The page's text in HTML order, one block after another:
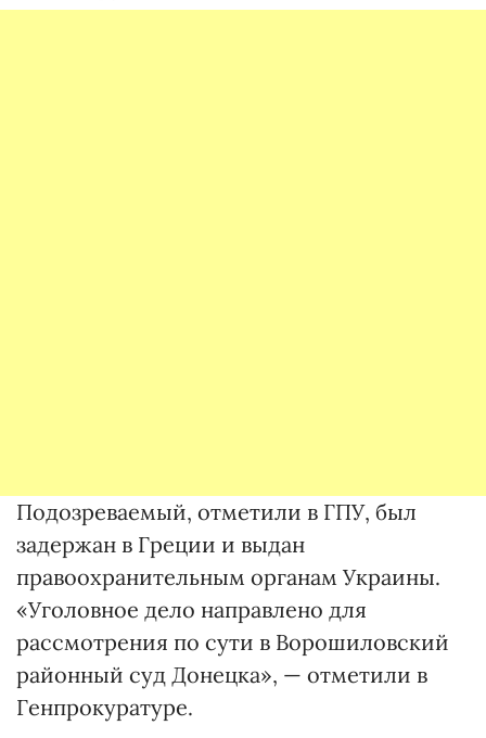
Подозреваемый, отметили в ГПУ, был
задержан в Греции и выдан
правоохранительным органам Украины.
«Уголовное дело направлено для
рассмотрения по сути в Ворошиловский
районный суд Донецка», — отметили в
Генпрокуратуре.